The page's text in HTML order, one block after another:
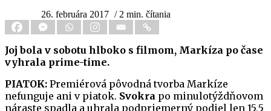
26. februára 2017 / 2 min. čítania
Joj bola v sobotu hlboko s filmom, Markíza po čase
vyhrala prime-time.
PIATOK: Premiérová pôvodná tvorba Markíze
nefunguje ani v piatok. Svokra po minulotýždňovom
náraste spadla a uhrala podpriemerný podiel len 15,5